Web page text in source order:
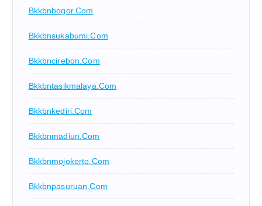
Bkkbnbogor.com
Bkkbnsukabumi.com
Bkkbncirebon.com
Bkkbntasikmalaya.com
Bkkbnkediri.com
Bkkbnmadiun.com
Bkkbnmojokerto.com
Bkkbnpasuruan.com